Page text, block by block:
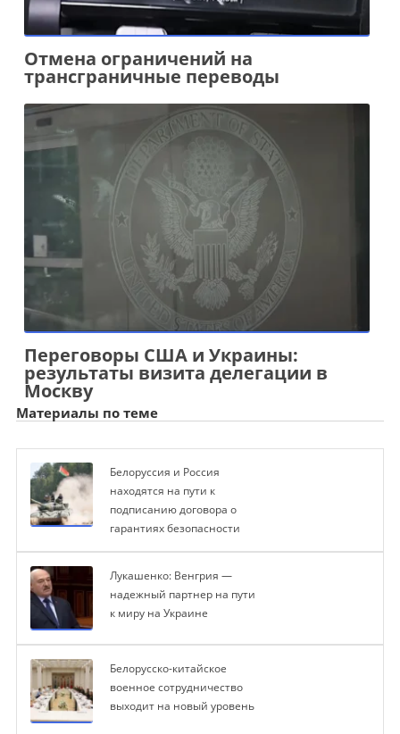
Отмена ограничений на
трансграничные переводы
Переговоры США и Украины:
результаты визита делегации в
Москву
Материалы по теме
Белоруссия и Россия
находятся на пути к
подписанию договора о
гарантиях безопасности
Лукашенко: Венгрия —
надежный партнер на пути
к миру на Украине
Белорусско-китайское
военное сотрудничество
выходит на новый уровень